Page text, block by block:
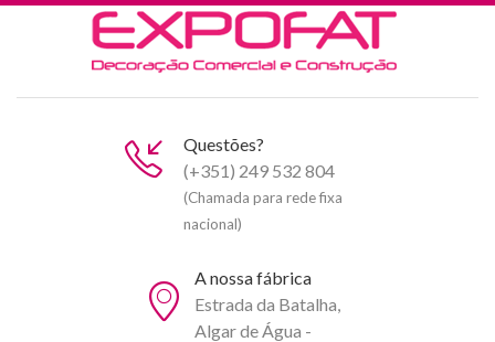
Questões?
(+351) 249 532 804
(Chamada para rede fixa
nacional)
A nossa fábrica
Estrada da Batalha,
Algar de Água -